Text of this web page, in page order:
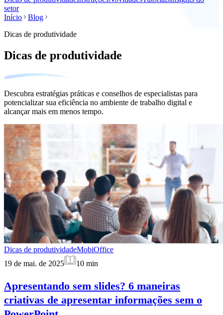
setor
Início
Blog
Dicas de produtividade
Dicas de produtividade
Descubra estratégias práticas e conselhos de especialistas para
potencializar sua eficiência no ambiente de trabalho digital e
alcançar mais em menos tempo.
Dicas de produtividadeMobiOffice
19 de mai. de 2025
10 min
Apresentando sem slides? 6 maneiras
criativas de apresentar informações sem o